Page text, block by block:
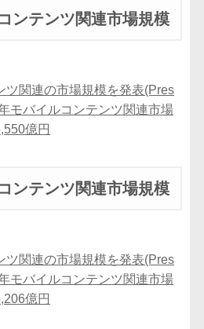
ンテンツ関連市場規模
ツ関連の市場規模を発表(Pres
モバイルコンテンツ関連市場
億円
ンテンツ関連市場規模
ツ関連の市場規模を発表(Pres
モバイルコンテンツ関連市場
億円